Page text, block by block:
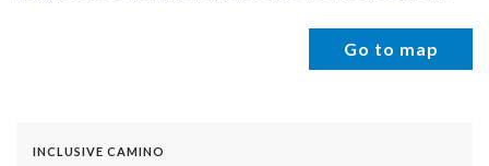
Go to map
INCLUSIVE CAMINO